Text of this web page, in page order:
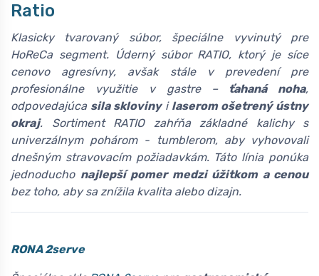
Ratio
Klasicky tvarovaný súbor, špeciálne vyvinutý pre
HoReCa segment. Úderný súbor RATIO, ktorý je síce
cenovo agresívny, avšak stále v prevedení pre
profesionálne využitie v gastre –ťahaná noha,
odpovedajúca sila skloviny i laserom ošetrený ústny
okraj. Sortiment RATIO zahŕňa základné kalichy s
univerzálnym pohárom - tumblerom, aby vyhovovali
dnešným stravovacím požiadavkám. Táto línia ponúka
jednoducho najlepší pomer medzi úžitkom a cenou
bez toho, aby sa znížila kvalita alebo dizajn.
RONA 2serve